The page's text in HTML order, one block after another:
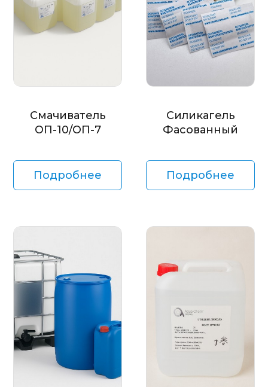
Смачиватель
ОП-10/ОП-7
Подробнее
Силикагель
Фасованный
Подробнее